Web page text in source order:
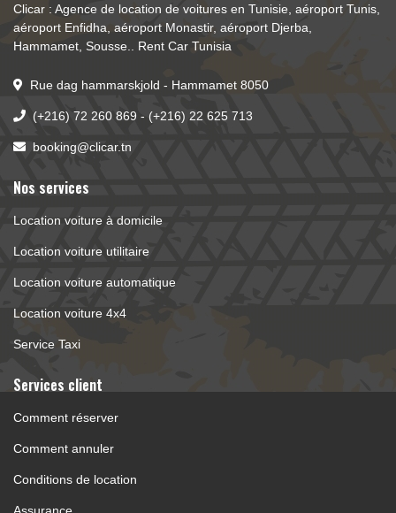
Clicar : Agence de location de voitures en Tunisie, aéroport Tunis,
aéroport Enfidha, aéroport Monastir, aéroport Djerba,
Hammamet, Sousse.. Rent Car Tunisia
Rue dag hammarskjold - Hammamet 8050
(+216) 72 260 869 - (+216) 22 625 713
booking@clicar.tn
Nos services
Location voiture à domicile
Location voiture utilitaire
Location voiture automatique
Location voiture 4x4
Service Taxi
Services client
Comment réserver
Comment annuler
Conditions de location
Assurance